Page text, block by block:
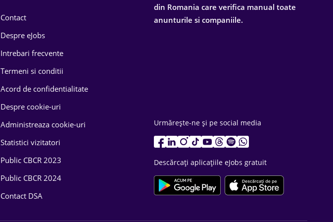
Contact
Despre eJobs
Intrebari frecvente
Termeni si conditii
Acord de confidentialitate
Despre cookie-uri
Administreaza cookie-uri
Statistici vizitatori
Public CBCR 2023
Public CBCR 2024
Contact DSA
din Romania care verifica manual toate
anunturile si companiile.
Urmărește-ne și pe social media
Descărcați aplicațiile eJobs gratuit